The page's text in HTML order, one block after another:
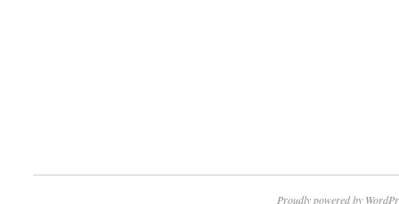
Proudly powered by